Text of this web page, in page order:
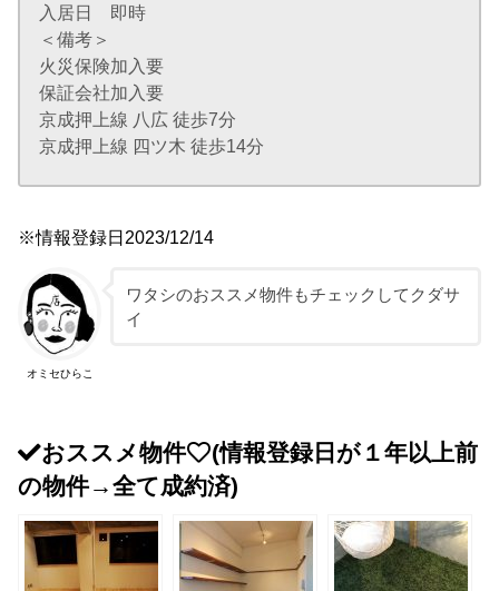
入居日 即時
＜備考＞
火災保険加入要
保証会社加入要
京成押上線 八広 徒歩7分
京成押上線 四ツ木 徒歩14分
※情報登録日2023/12/14
オミセひらこ
ワタシのおススメ物件もチェックしてクダサ
イ
おススメ物件
(情報登録日が１年以上前
の物件→全て成約済)